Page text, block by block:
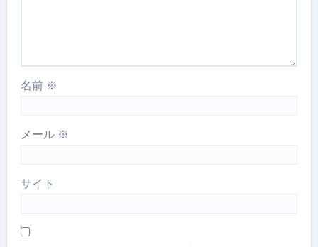
名前 ※
メール ※
サイト